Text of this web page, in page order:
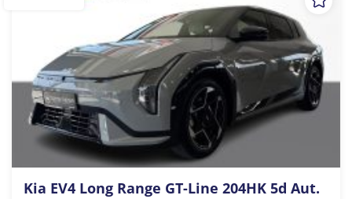
Kia EV4 Long Range GT-Line 204HK 5d Aut.